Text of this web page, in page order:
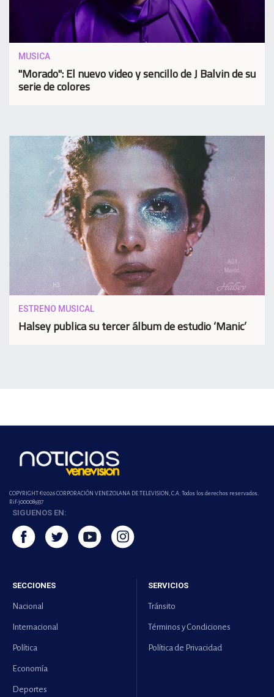
MUSICA
"Morado": El nuevo video y sencillo de J Balvin de su
serie de colores
ESTRENO MUSICAL
Halsey publica su tercer álbum de estudio ‘Manic’
COPYRIGHT ©2026 CORPORACIÓN VENEZOLANA DE TELEVISION, C.A. Todos los derechos reservados.
Rif-j000089337
SIGUENOS EN:
SECCIONES
Nacional
Internacional
Política
Economía
Deportes
SERVICIOS
Tránsito
Términos y Condiciones
Política de Privacidad